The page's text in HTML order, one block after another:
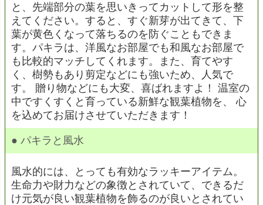
と、先端部分の葉を思いきってカットして形を整
えてください。すると、すぐ新芽が出てきて、下
葉が黄色くなって落ちるのを防ぐこともできま
す。パキラは、洋風なお部屋でも和風なお部屋で
も比較的マッチしてくれます。また、育てやす
く、樹勢もあり剪定などにも強いため、人気で
す。 贈り物などにも大変、喜ばれますよ！ 温室の
中ですくすくと育っている新鮮な観葉植物を、 心
を込めてお届けさせていただきます！
● パキラと風水
風水的には、とっても有効なラッキーアイテム。
生命力や財力などの象徴とされていて、できるだ
け元気が良い観葉植物を飾るのが良いとされてい